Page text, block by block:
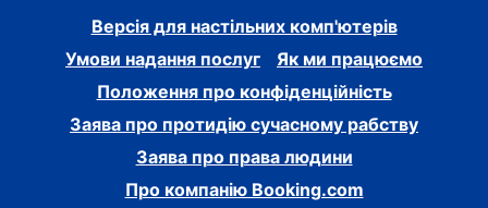
Версія для настільних комп'ютерів
Умови надання послуг
Як ми працюємо
Положення про конфіденційність
Заява про протидію сучасному рабству
Заява про права людини
Про компанію Booking.com